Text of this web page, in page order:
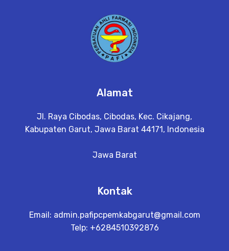
Alamat
Jl. Raya Cibodas, Cibodas, Kec. Cikajang,
Kabupaten Garut, Jawa Barat 44171, Indonesia
Jawa Barat
Kontak
Email: admin.pafipcpemkabgarut@gmail.com
Telp: +6284510392876